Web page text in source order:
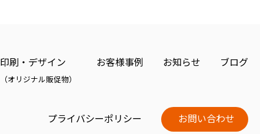
印刷・デザイン
（オリジナル販促物）
お客様事例 お知らせ ブログ
プライバシーポリシー お問い合わせ